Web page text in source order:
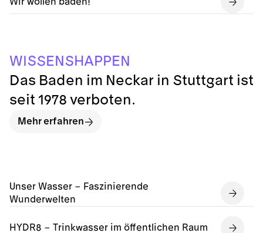
Unser Wasser – Faszinierende
Wunderwelten
HYDR8 – Trinkwasser im öffentlichen Raum
WISSE N SHAPPEN
Das Baden im Neckar in Stuttgart ist
seit 1978 verboten.
Mehr erfahren